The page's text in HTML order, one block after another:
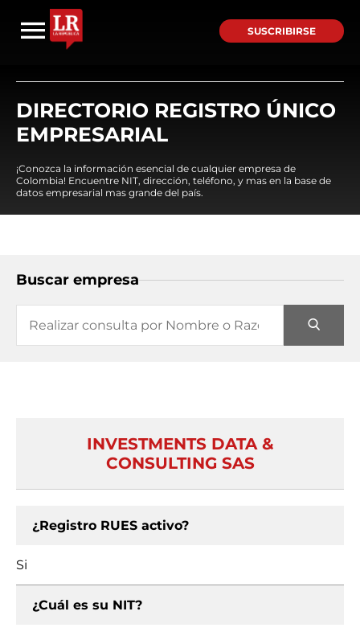
SUSCRIBIRSE
DIRECTORIO REGISTRO ÚNICO
EMPRESARIAL
¡Conozca la información esencial de cualquier empresa de
Colombia! Encuentre NIT, dirección, teléfono, y mas en la base de
datos empresarial mas grande del país.
Buscar empresa
INVESTMENTS DATA &
CONSULTING SAS
¿Registro RUES activo?
Si
¿Cuál es su NIT?